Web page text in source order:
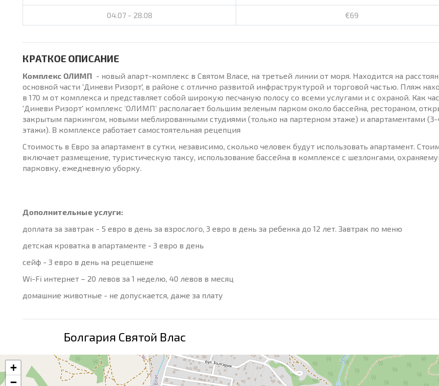
04.07 - 28.08 €69
КРАТКОЕ ОПИСАНИЕ
Комплекс ОЛИМП - новый апарт-комплекс в Святом Власе, на третьей линии от моря. Находится на
основной части 'Диневи Ризорт', в районе с отлично развитой инфраструктурой и торговой частью. Пляж
в 170 м от комплекса и представляет собой широкую песчаную полосу со всеми услугами и с охраной. Как
'Диневи Ризорт' комплекс ‘ОЛИМП’ располагает большим зеленым парком около бассейна, рестораном,
закрытым паркингом, новыми меблированными студиями (только на партерном этаже) и апартаментами
этажи). В комплексе работает самостоятельная рецепция
Стоимость в Евро за апартамент в сутки, независимо, сколько человек будут использовать апартамент.
включает размещение, туристическую таксу, использование бассейна в комплексе с шезлонгами,
парковку, ежедневную уборку.
Дополнительные услуги:
доплата за завтрак - 5 евро в день за взрослого, 3 евро в день за ребенка до 12 лет. Завтрак по меню
детская кроватка в апартаменте - 3 евро в день
сейф - 3 евро в день на рецепшене
Wi-Fi интернет – 20 левов за 1 неделю, 40 левов в месяц
домашние животные - не допускается, даже за плату
Болгария Святой Влас
+
−